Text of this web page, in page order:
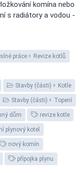
komína nebo
s radiátory a vodou -
práce Revize kotlů
Stavby (části) Kotle
Stavby (části) Topení
dům revize kotle
plynový kotel
nový komín
přípojka plynu